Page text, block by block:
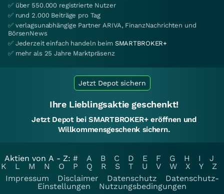
✅ über 550.000 registrierte Nutzer
✅ rund 2.000 Beiträge pro Tag
✅ verlagsunabhängige Partner ARIVA, FinanzNachrichten und
BörsenNews
✅ Jederzeit einfach handeln beim SMARTBROKER+
✅ mehr als 25 Jahre Marktpräsenz
Jetzt Depot sichern
Ihre Lieblingsaktie geschenkt!
Jetzt Depot bei SMARTBROKER+ eröffnen und
Willkommensgeschenk sichern.
Aktien von A - Z: # A B C D E F G H I
J
K
L M N O P Q R S T U V W X Y
Z
Impressum
Disclaimer Datenschutz
Datenschutz-
Einstellungen
Nutzungsbedingungen